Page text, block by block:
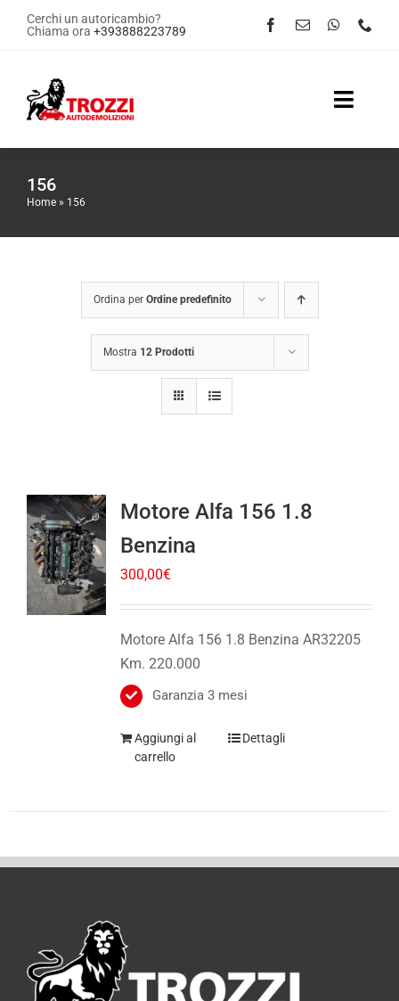
SaltaCerchi un autoricambio?
Chiama ora +393888223789
Toggle
Contattaci
156
Home » 156
Ordina per Ordine predefinito
Mostra 12 Prodotti
Motore Alfa 156 1.8
Benzina
300,00€
Motore Alfa 156 1.8 Benzina AR32205
Km. 220.000
Garanzia 3 mesi
Aggiungi al
carrello
Dettagli